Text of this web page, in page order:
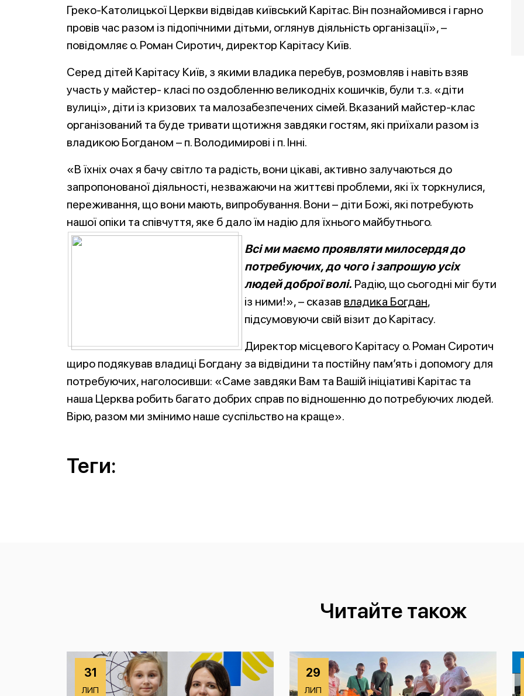
Греко-Католицької Церкви відвідав київський Карітас. Він познайомився і гарно
провів час разом із підопічними дітьми, оглянув діяльність організації», –
повідомляє о. Роман Сиротич, директор Карітасу Київ.
Серед дітей Карітасу Київ, з якими владика перебув, розмовляв і навіть взяв
участь у майстер- класі по оздобленню великодніх кошичків, були т.з. «діти
вулиці», діти із кризових та малозабезпечених сімей. Вказаний майстер-клас
організований та буде тривати щотижня завдяки гостям, які приїхали разом із
владикою Богданом – п. Володимирові і п. Інні.
«В їхніх очах я бачу світло та радість, вони цікаві, активно залучаються до
запропонованої діяльності, незважаючи на життєві проблеми, які їх торкнулися,
переживання, що вони мають, випробування. Вони – діти Божі, які потребують
нашої опіки та співчуття, яке б дало їм надію для їхнього майбутнього.
Всі ми маємо проявляти милосердя до
потребуючих, до чого і запрошую усіх
людей доброї волі. Радію, що сьогодні міг бути
із ними!», – сказав владика Богдан,
підсумовуючи свій візит до Карітасу.
Директор місцевого Карітасу о. Роман Сиротич
щиро подякував владиці Богдану за відвідини та постійну пам’ять і допомогу для
потребуючих, наголосивши: «Саме завдяки Вам та Вашій ініціативі Карітас та
наша Церква робить багато добрих справ по відношенню до потребуючих людей.
Вірю, разом ми змінимо наше суспільство на краще».
Теги:
Читайте також
31
ЛИП
29
ЛИП